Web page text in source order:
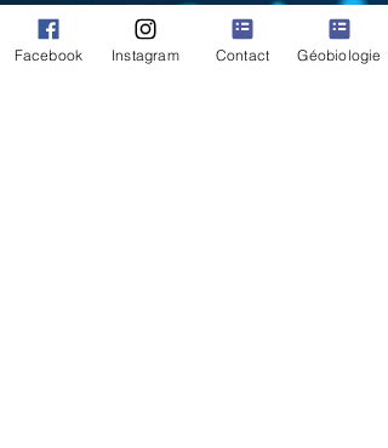
Facebook Instagram Contact Géobiologie